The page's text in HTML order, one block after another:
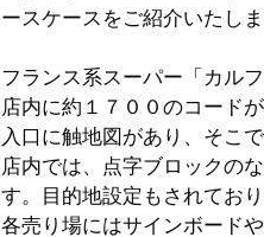
ースケースをご紹介いたしま
フランス系スーパー「カル
店内に約１７００のコード
入口に触地図があり、そこ
店内では、点字ブロックの
す。目的地設定もされてお
各売り場にはサインボード